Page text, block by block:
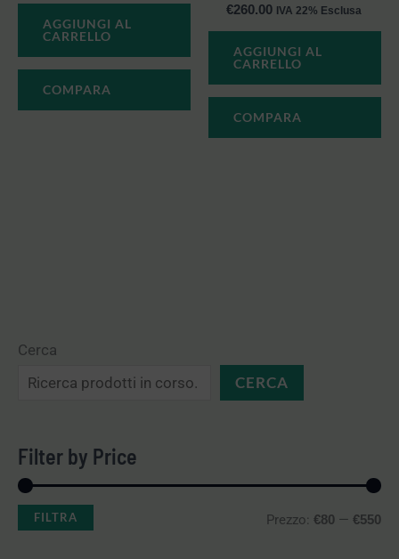
Cerca
CERCA
Filter by Price
FILTRA Prezzo: €80 — €550
AGGIUNGI AL
CARRELLO
COMPARA
€260.00 IVA 22% Esclusa
AGGIUNGI AL
CARRELLO
COMPARA